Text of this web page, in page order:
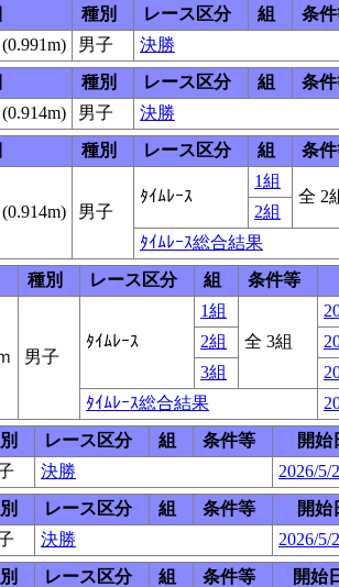
種別 レース区分 組
条
男子
決勝
種別 レース区分 組
条
男子
決勝
種別 レース区分 組
条
男子
ﾀｲﾑﾚｰｽ
1組
全 2
2組
ﾀｲﾑﾚｰｽ総合結果
種別 レース区分 組
条件等
男子
ﾀｲﾑﾚｰｽ
1組
全 3組
2組
3組
ﾀｲﾑﾚｰｽ総合結果
レース区分 組 条件等
開始
決勝
2026/5/
レース区分 組 条件等
開始
決勝
2026/5/
レース区分 組 条件等
開始